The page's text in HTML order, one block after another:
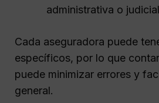
administrativa o
Cada aseguradora puede
específicos, por lo que
puede minimizar errores y
general.